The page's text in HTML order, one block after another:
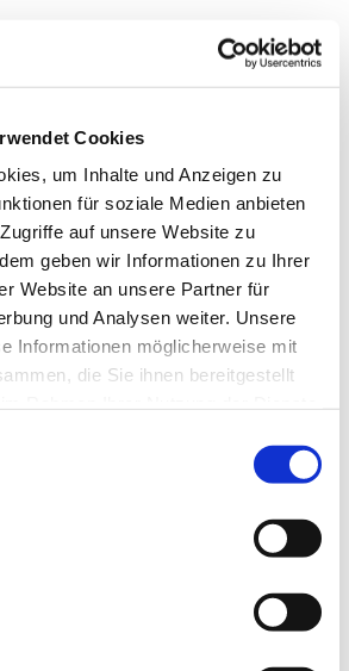
Cookies
um Inhalte und Anzeigen zu
für soziale Medien anbieten
auf unsere Website zu
geben wir Informationen zu Ihrer
Website an unsere Partner für
und Analysen weiter. Unsere
Informationen möglicherweise mit
die Sie ihnen bereitgestellt
Sie auch